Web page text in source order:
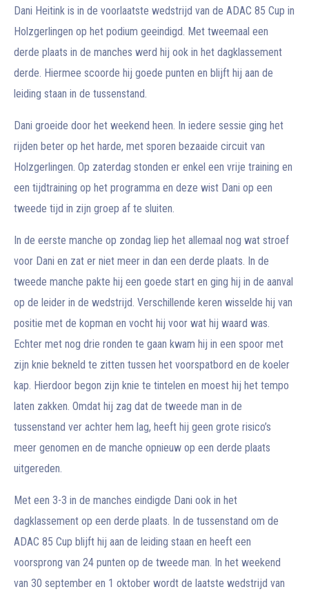
Dani Heitink is in de voorlaatste wedstrijd van de ADAC 85 Cup in
Holzgerlingen op het podium geeindigd. Met tweemaal een
derde plaats in de manches werd hij ook in het dagklassement
derde. Hiermee scoorde hij goede punten en blijft hij aan de
leiding staan in de tussenstand.
Dani groeide door het weekend heen. In iedere sessie ging het
rijden beter op het harde, met sporen bezaaide circuit van
Holzgerlingen. Op zaterdag stonden er enkel een vrije training en
een tijdtraining op het programma en deze wist Dani op een
tweede tijd in zijn groep af te sluiten.
In de eerste manche op zondag liep het allemaal nog wat stroef
voor Dani en zat er niet meer in dan een derde plaats. In de
tweede manche pakte hij een goede start en ging hij in de aanval
op de leider in de wedstrijd. Verschillende keren wisselde hij van
positie met de kopman en vocht hij voor wat hij waard was.
Echter met nog drie ronden te gaan kwam hij in een spoor met
zijn knie bekneld te zitten tussen het voorspatbord en de koeler
kap. Hierdoor begon zijn knie te tintelen en moest hij het tempo
laten zakken. Omdat hij zag dat de tweede man in de
tussenstand ver achter hem lag, heeft hij geen grote risico’s
meer genomen en de manche opnieuw op een derde plaats
uitgereden.
Met een 3-3 in de manches eindigde Dani ook in het
dagklassement op een derde plaats. In de tussenstand om de
ADAC 85 Cup blijft hij aan de leiding staan en heeft een
voorsprong van 24 punten op de tweede man. In het weekend
van 30 september en 1 oktober wordt de laatste wedstrijd van